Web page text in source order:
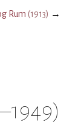
Rum (1913) →